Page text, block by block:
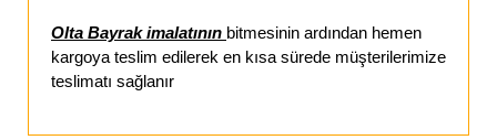
Olta Bayrak imalatının bitmesinin ardından hemen
kargoya teslim edilerek en kısa sürede müşterilerimize
teslimatı sağlanır